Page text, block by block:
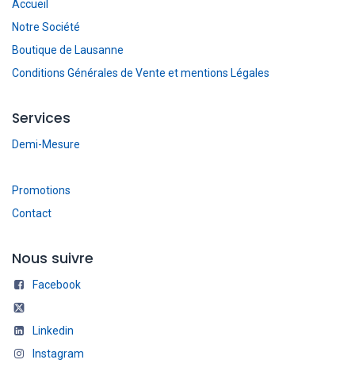
Accueil
Notre Société
Boutique de Lausanne
Conditions Générales de Vente et mentions Légales
Services
Demi-Mesure
Promotions
Contact
Nous suivre
Facebook
Linkedin
Instagram